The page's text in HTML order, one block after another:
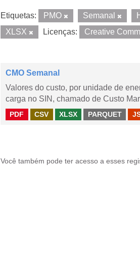
Etiquetas: PMO Semanal
XLSX
Licenças: Creative
CMO Semanal
Valores do custo, por unidade de
carga no SIN, chamado de Custo
PDF CSV XLSX PARQUET
Você também pode ter acesso a esses